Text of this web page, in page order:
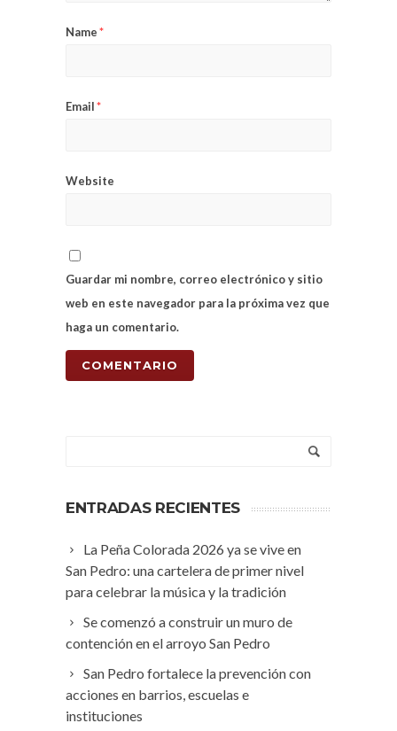
Name*
Email*
Website
Guardar mi nombre, correo electrónico y sitio
web en este navegador para la próxima vez que
haga un comentario.
ENTRADAS RECIENTES
La Peña Colorada 2026 ya se vive en
San Pedro: una cartelera de primer nivel
para celebrar la música y la tradición
Se comenzó a construir un muro de
contención en el arroyo San Pedro
San Pedro fortalece la prevención con
acciones en barrios, escuelas e
instituciones